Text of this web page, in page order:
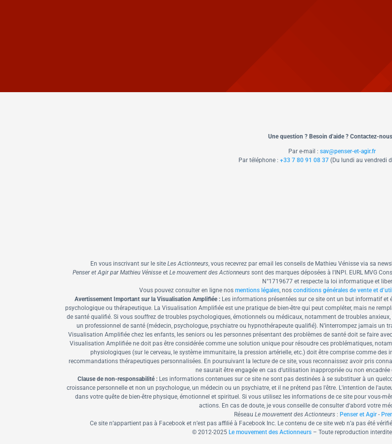
Une question ? Besoin d'aide ? Contactez-
Par e-mail : sav@penser-et-agir.fr
Par téléphone : +33 7 80 91 08 37 (Du lundi au vendredi
En vous inscrivant sur le site Les Actionneurs , vous recevrez par email les conseils de Mathieu Vénisse via sa
Penser et Agir par Mathieu Vénisse et Le mouvement des Actionneurs sont des marques déposées à l'INPI. EURL MVG
N°1719677 et respecte la loi informatique et
Vous pouvez consulter en ligne nos mentions légales, nos conditions générales de vente et
Avertissement Important sur la Visualisation Amplifiée :Les informations présentées sur ce site ont un but informatif et
psychologique ou thérapeutique. La Visualisation Amplifiée est une pratique de bien-être qui peut compléter, mais ne
de santé qualifié. Si vous souffrez de troubles psychologiques, émotionnels ou médicaux, notamment de troubles
un professionnel de santé (médecin, psychologue, psychiatre ou hypnothérapeute qualifié). N’interrompez jamais un
Visualisation Amplifiée chez les enfants, les seniors ou les personnes présentant des problèmes de santé doit se faire
Visualisation Amplifiée ne doit pas être considérée comme une solution unique pour résoudre ces problématiques,
physiologiques (sur le cerveau, le système immunitaire, la pression artérielle, etc.) doit être comprise comme
recommandations thérapeutiques personnalisées. En poursuivant la lecture de ce site, vous reconnaissez avoir pris
ne saurait être engagée en cas d’utilisation inappropriée ou non
Clause de non-responsabilité : Les informations contenues sur ce site ne sont pas destinées à se substituer à un
croissance personnelle et non un psychologue, un médecin ou un psychiatre, et il ne prétend pas l'être. L'intention de
dans votre quête de bien-être physique, émotionnel et spirituel. Si vous utilisez les informations de ce site pour vous-
actions. En cas de doute, je vous conseille de consulter d'abord votre
Réseau Le mouvement des Actionneurs : Penser et Agir -
Ce site n’appartient pas à Facebook et n’est pas affilié à Facebook Inc. Le contenu de ce site web n’a pas été
© 2012-2025 Le mouvement des Actionneurs – Toute reproduction